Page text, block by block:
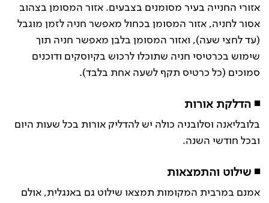
אזורי החנייה בעיר מסומנים בצבעים. אזור המסומן בצהוב
אסור לחניה, אזור המסומן בכחול מאפשר חניה לזמן מוגבל
(עד לחצי שעה), ואזור המסומן בלבן מאפשר חניה תוך
שימוש בכרטיסי חניה שתוכלו לרכוש בקיוסקים ודוכנים
סמוכים (כל כרטיס תקף לשעה אחת בלבד).
◾ הדלקת אורות
בלובליאנה וסלובניה כולה יש להדליק אורות בכל שעות היום
ובכל חודשי השנה.
◾ שילוט והתמצאות
אמנם במרבית המקומות תמצאו שילוט גם באנגלית, אולם